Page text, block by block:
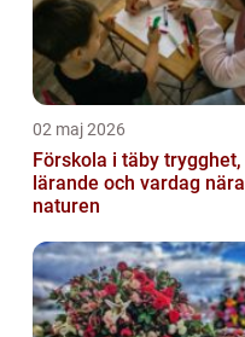
02 maj 2026
Förskola i täby trygghet,
lärande och vardag nära
naturen